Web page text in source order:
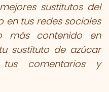
sustitutos del
en tus redes sociales
más contenido en
sustituto de azúcar
tus comentarios y